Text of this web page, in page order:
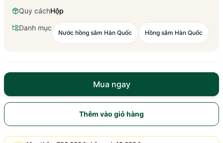
Quy cáchHộp
Danh mục
Nước hồng sâm Hàn Quốc Hồng sâm Hàn Quốc
Mua ngay
Thêm vào giỏ hàng